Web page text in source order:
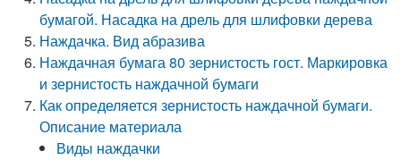
бумагой. Насадка на дрель для шлифовки дерева
Наждачка. Вид абразива
Наждачная бумага 80 зернистость гост. Маркировка
и зернистость наждачной бумаги
Как определяется зернистость наждачной бумаги.
Описание материала
Виды наждачки